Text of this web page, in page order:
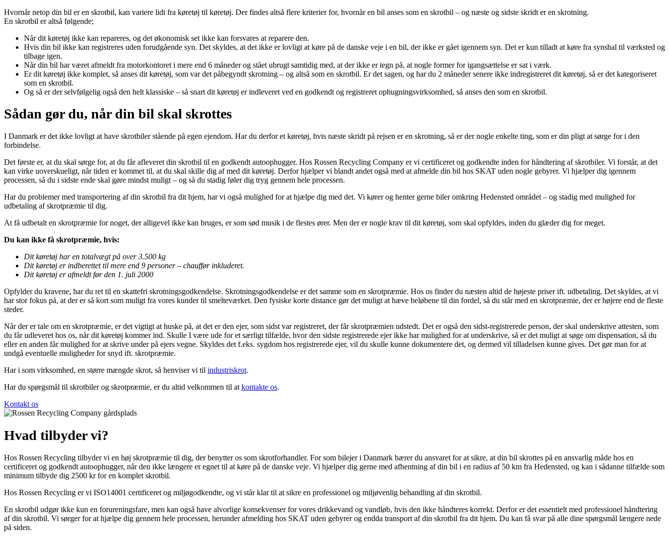
Hvornår netop din bil er en skrotbil, kan variere lidt fra køretøj til køretøj. Der findes altså flere kriterier for, hvornår en bil anses som en skrotbil – og næste og sidste skridt er en skrotning.
En skrotbil er altså følgende;
Når dit køretøj ikke kan repareres, og det økonomisk set ikke kan forsvares at reparere den.
Hvis din bil ikke kan registreres uden forudgående syn. Det skyldes, at det ikke er lovligt at køre på de danske veje i en bil, der ikke er gået igennem syn. Det er kun tilladt at køre fra synshal til værksted og
tilbage igen.
Når din bil har været afmeldt fra motorkontoret i mere end 6 måneder og stået ubrugt samtidig med, at der ikke er tegn på, at nogle former for igangsættelse er sat i værk.
Er dit køretøj ikke komplet, så anses dit køretøj, som var det påbegyndt skrotning – og altså som en skrotbil. Er det sagen, og har du 2 måneder senere ikke indregistreret dit køretøj, så er det kategoriseret
som en skrotbil.
Og så er der selvfølgelig også den helt klassiske – så snart dit køretøj er indleveret ved en godkendt og registreret ophugningsvirksomhed, så anses den som en skrotbil.
Sådan gør du, når din bil skal skrottes
I Danmark er det ikke lovligt at have skrotbiler stående på egen ejendom. Har du derfor et køretøj, hvis næste skridt på rejsen er en skrotning, så er der nogle enkelte ting, som er din pligt at sørge for i den
forbindelse.
Det første er, at du skal sørge for, at du får afleveret din skrotbil til en godkendt autoophugger. Hos Rossen Recycling Company er vi certificeret og godkendte inden for håndtering af skrotbiler. Vi forstår, at det
kan virke uoverskueligt, når tiden er kommet til, at du skal skille dig af med dit køretøj. Derfor hjælper vi blandt andet også med at afmelde din bil hos SKAT uden nogle gebyrer. Vi hjælper dig igennem
processen, så du i sidste ende skal gøre mindst muligt – og så du stadig føler dig tryg gennem hele processen.
Har du problemer med transportering af din skrotbil fra dit hjem, har vi også mulighed for at hjælpe dig med det. Vi kører og henter gerne biler omkring Hedensted området – og stadig med mulighed for
udbetaling af skrotpræmie til dig.
At få udbetalt en skrotpræmie for noget, der alligevel ikke kan bruges, er som sød musik i de flestes ører. Men der er nogle krav til dit køretøj, som skal opfyldes, inden du glæder dig for meget.
Du kan ikke få skrotpræmie, hvis:
Dit køretøj har en totalvægt på over 3.500 kg
Dit køretøj er indberettet til mere end 9 personer – chauffør inkluderet.
Dit køretøj er afmeldt før den 1. juli 2000
Opfylder du kravene, har du ret til en skattefri skrotningsgodkendelse. Skrotningsgodkendelse er det samme som en skrotpræmie. Hos os finder du næsten altid de højeste priser ift. udbetaling. Det skyldes, at vi
har stor fokus på, at der er så kort som muligt fra vores kunder til smelteværket. Den fysiske korte distance gør det muligt at hæve beløbene til din fordel, så du står med en skrotpræmie, der er højere end de fleste
steder.
Når der er tale om en skrotpræmie, er det vigtigt at huske på, at det er den ejer, som sidst var registreret, der får skrotpræmien udstedt. Det er også den sidst-registrerede person, der skal underskrive attesten, som
du får udleveret hos os, når dit køretøj kommer ind. Skulle I være ude for et særligt tilfælde, hvor den sidste registrerede ejer ikke har mulighed for at underskrive, så er det muligt at søge om dispensation, så du
eller en anden får mulighed for at skrive under på ejers vegne. Skyldes det f.eks. sygdom hos registrerede ejer, vil du skulle kunne dokumentere det, og dermed vil tilladelsen kunne gives. Det gør man for at
undgå eventuelle muligheder for snyd ift. skrotpræmie.
Har i som virksomhed, en større mængde skrot, så henviser vi til industriskrot.
Har du spørgsmål til skrotbiler og skrotpræmie, er du altid velkommen til at kontakte os.
Kontakt os
Hvad tilbyder vi?
Hos Rossen Recycling tilbyder vi en høj skrotpræmie til dig, der benytter os som skrotforhandler. For som bilejer i Danmark bærer du ansvaret for at sikre, at din bil skrottes på en ansvarlig måde hos en
certificeret og godkendt autoophugger, når den ikke længere er egnet til at køre på de danske veje. Vi hjælper dig gerne med afhentning af din bil i en radius af 50 km fra Hedensted, og kan i sådanne tilfælde som
minimum tilbyde dig 2500 kr for en komplet skrotbil.
Hos Rossen Recycling er vi ISO14001 certificeret og miljøgodkendte, og vi står klar til at sikre en professionel og miljøvenlig behandling af din skrotbil.
En skrotbil udgør ikke kun en forureningsfare, men kan også have alvorlige konsekvenser for vores drikkevand og vandløb, hvis den ikke håndteres korrekt. Derfor er det essentielt med professionel håndtering
af din skrotbil. Vi sørger for at hjælpe dig gennem hele processen, herunder afmelding hos SKAT uden gebyrer og endda transport af din skrotbil fra dit hjem. Du kan få svar på alle dine spørgsmål længere nede
på siden.